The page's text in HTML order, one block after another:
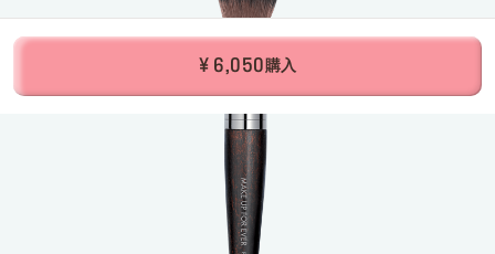
アイ
ログインまたはサインアップ
¥ 6,050購入